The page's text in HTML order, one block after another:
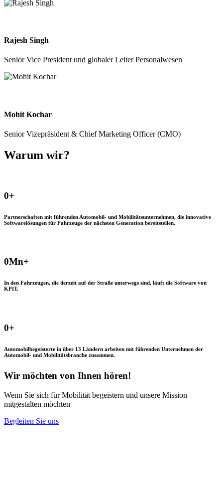
Rajesh Singh
Senior Vice President und globaler Leiter Personalwesen
Mohit Kochar
Senior Vizepräsident & Chief Marketing Officer (CMO)
Warum wir?
0+
Partnerschaften mit führenden Automobil- und Mobilitätsunternehmen, die innovative
Softwarelösungen für Fahrzeuge der nächsten Generation bereitstellen.
0Mn+
In den Fahrzeugen, die derzeit auf der Straße unterwegs sind, läuft die Software von
KPIT.
0+
Automobilbegeisterte in über 13 Ländern arbeiten mit führenden Unternehmen der
Automobil- und Mobilitätsbranche zusammen.
Wir möchten von Ihnen hören!
Wenn Sie sich für Mobilität begeistern und unsere Mission
mitgestalten möchten
Begleiten Sie uns